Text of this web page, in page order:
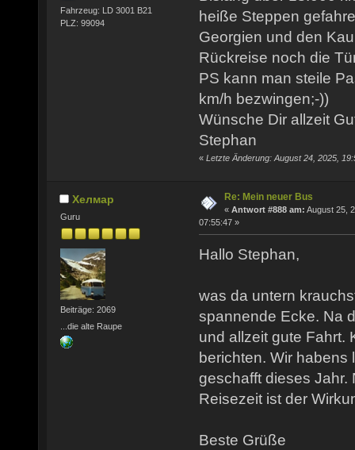
Fahrzeug: LD 3001 B21
PLZ: 99094
heiße Steppen
Georgien und den
Rückreise noch die
PS kann man steile
km/h bezwingen;-))
Wünsche Dir allzeit
Stephan
« Letzte Änderung: August 24, 2025,
Хелмар
Guru
Beiträge: 2069
...die alte Raupe
Re: Mein neuer Bus
« Antwort #888 am: August 25,
07:55:47 »
Hallo Stephan,
was da untern
spannende Ecke. Na
und allzeit gute Fahrt.
berichten. Wir habens
geschafft dieses Jahr.
Reisezeit ist der
Beste Grüße